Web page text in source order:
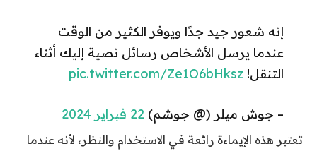
إنه شعور جيد جدًا ويوفر الكثير من الوقت
عندما يرسل الأشخاص رسائل نصية إليك أثناء
التنقل! pic.twitter.com/Ze1O6bHksz
– جوش ميلر (@ جوشم) 22 فبراير 2024
تعتبر هذه الإيماءة رائعة في الاستخدام والنظر، لأنه عندما